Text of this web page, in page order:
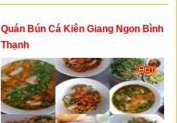
Quán Bún Cá Kiên Giang Ngon Bình
Thạnh